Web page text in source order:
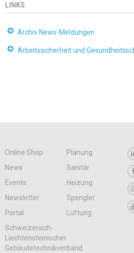
LINKS
Archiv News-Meldungen
Arbeitssicherheit und
Online Shop
Planung
News
Sanitär
Events
Heizung
Newsletter
Spengler
Portal
Lüftung
Schweizerisch-
Liechtensteinischer
Gebäudetechnikverband